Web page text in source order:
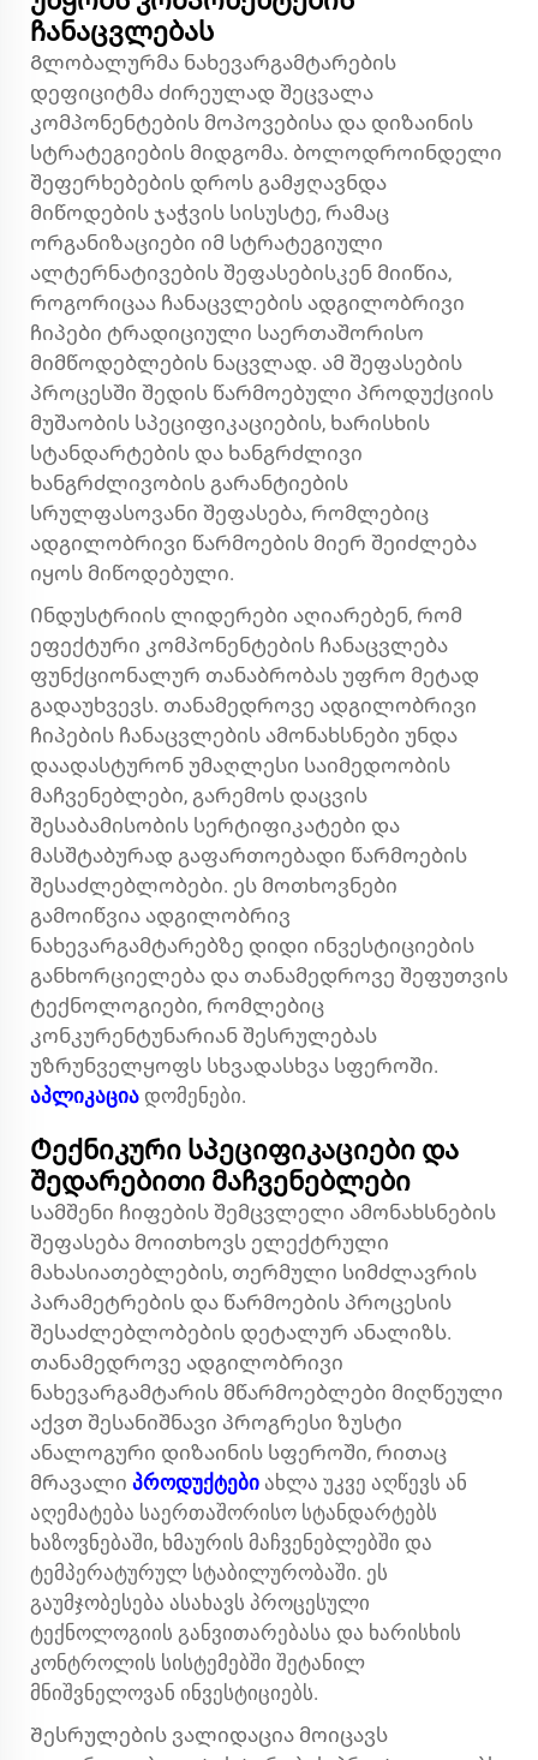
ჩანაცვლებას
Გლობალურმა ნახევარგამტარების
დეფიციტმა ძირეულად შეცვალა
კომპონენტების მოპოვებისა და დიზაინის
სტრატეგიების მიდგომა. ბოლოდროინდელი
შეფერხებების დროს გამჟღავნდა
მიწოდების ჯაჭვის სისუსტე, რამაც
ორგანიზაციები იმ სტრატეგიული
ალტერნატივების შეფასებისკენ მიიწია,
როგორიცაა ჩანაცვლების ადგილობრივი
ჩიპები ტრადიციული საერთაშორისო
მიმწოდებლების ნაცვლად. ამ შეფასების
პროცესში შედის წარმოებული პროდუქციის
მუშაობის სპეციფიკაციების, ხარისხის
სტანდარტების და ხანგრძლივი
ხანგრძლივობის გარანტიების
სრულფასოვანი შეფასება, რომლებიც
ადგილობრივი წარმოების მიერ შეიძლება
იყოს მიწოდებული.
Ინდუსტრიის ლიდერები აღიარებენ, რომ
ეფექტური კომპონენტების ჩანაცვლება
ფუნქციონალურ თანაბრობას უფრო მეტად
გადაუხვევს. თანამედროვე ადგილობრივი
ჩიპების ჩანაცვლების ამონახსნები უნდა
დაადასტურონ უმაღლესი საიმედოობის
მაჩვენებლები, გარემოს დაცვის
შესაბამისობის სერტიფიკატები და
მასშტაბურად გაფართოებადი წარმოების
შესაძლებლობები. ეს მოთხოვნები
გამოიწვია ადგილობრივ
ნახევარგამტარებზე დიდი ინვესტიციების
განხორციელება და თანამედროვე შეფუთვის
ტექნოლოგიები, რომლებიც
კონკურენტუნარიან შესრულებას
უზრუნველყოფს სხვადასხვა სფეროში.
აპლიკაცია დომენები.
Ტექნიკური სპეციფიკაციები და
შედარებითი მაჩვენებლები
Სამშენი ჩიფების შემცვლელი ამონახსნების
შეფასება მოითხოვს ელექტრული
მახასიათებლების, თერმული სიმძლავრის
პარამეტრების და წარმოების პროცესის
შესაძლებლობების დეტალურ ანალიზს.
თანამედროვე ადგილობრივი
ნახევარგამტარის მწარმოებლები მიღწეული
აქვთ შესანიშნავი პროგრესი ზუსტი
ანალოგური დიზაინის სფეროში, რითაც
მრავალი პროდუქტები ახლა უკვე აღწევს ან
აღემატება საერთაშორისო სტანდარტებს
ხაზოვნებაში, ხმაურის მაჩვენებლებში და
ტემპერატურულ სტაბილურობაში. ეს
გაუმჯობესება ასახავს პროცესული
ტექნოლოგიის განვითარებასა და ხარისხის
კონტროლის სისტემებში შეტანილ
მნიშვნელოვან ინვესტიციებს.
Შესრულების ვალიდაცია მოიცავს